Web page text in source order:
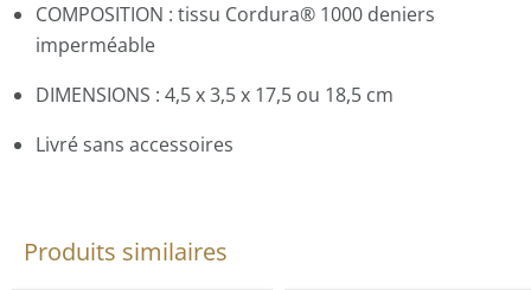
COMPOSITION : tissu Cordura® 1000 deniers
imperméable
DIMENSIONS : 4,5 x 3,5 x 17,5 ou 18,5 cm
Livré sans accessoires
Produits similaires